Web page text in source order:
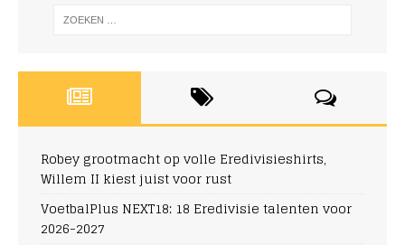
Robey grootmacht op volle Eredivisieshirts,
Willem II kiest juist voor rust
VoetbalPlus NEXT18: 18 Eredivisie talenten voor
2026-2027